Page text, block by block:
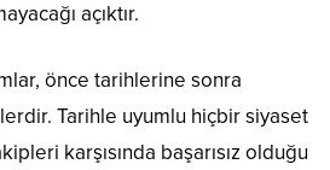
açıktır.
önce tarihlerine sonra
Tarihle uyumlu hiçbir siyaset
karşısında başarısız olduğu